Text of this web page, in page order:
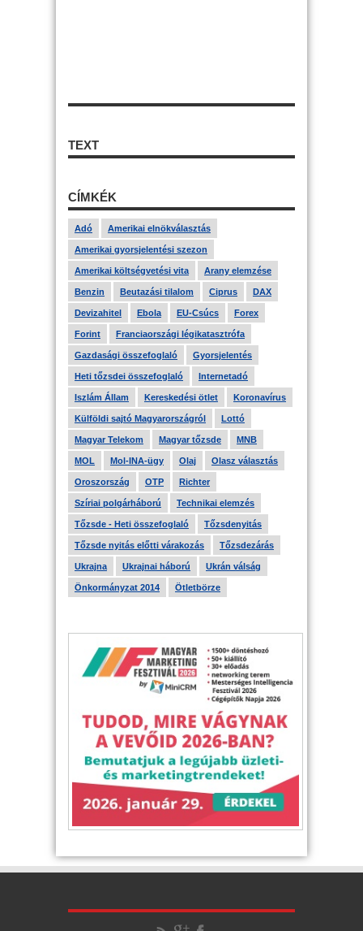
TEXT
CÍMKÉK
Adó Amerikai elnökválasztás
Amerikai gyorsjelentési szezon
Amerikai költségvetési vita Arany elemzése
Benzin Beutazási tilalom Ciprus DAX
Devizahitel Ebola EU-Csúcs Forex
Forint Franciaországi légikatasztrófa
Gazdasági összefoglaló Gyorsjelentés
Heti tőzsdei összefoglaló Internetadó
Iszlám Állam Kereskedési ötlet Koronavírus
Külföldi sajtó Magyarországról Lottó
Magyar Telekom Magyar tőzsde MNB
MOL Mol-INA-ügy Olaj Olasz választás
Oroszország OTP Richter
Szíriai polgárháború Technikai elemzés
Tőzsde - Heti összefoglaló Tőzsdenyitás
Tőzsde nyitás előtti várakozás Tőzsdezárás
Ukrajna Ukrajnai háború Ukrán válság
Önkormányzat 2014 Ötletbörze